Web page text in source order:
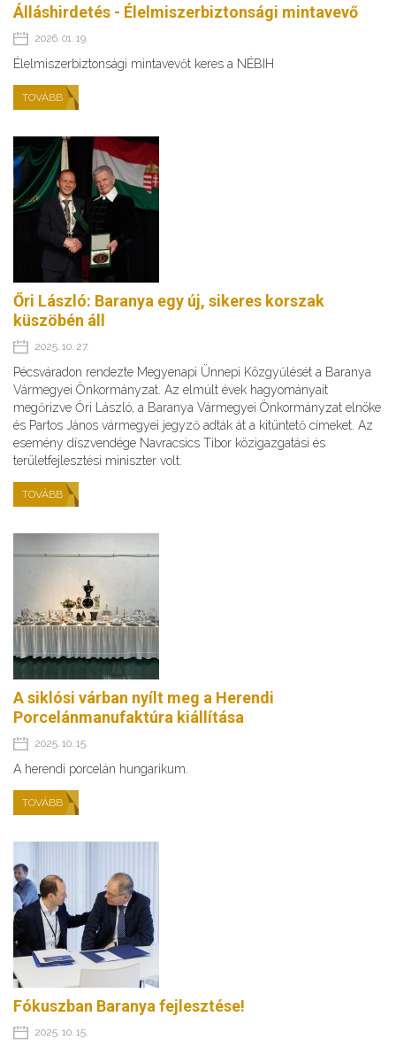
Álláshirdetés - Élelmiszerbiztonsági mintavevő
2026. 01. 19.
Élelmiszerbiztonsági mintavevőt keres a NÉBIH
TOVÁBB
Őri László: Baranya egy új, sikeres korszak
küszöbén áll
2025. 10. 27.
Pécsváradon rendezte Megyenapi Ünnepi Közgyűlését a Baranya
Vármegyei Önkormányzat. Az elmúlt évek hagyományait
megőrizve Őri László, a Baranya Vármegyei Önkormányzat elnöke
és Partos János vármegyei jegyző adták át a kitüntető címeket. Az
esemény díszvendége Navracsics Tibor közigazgatási és
területfejlesztési miniszter volt.
TOVÁBB
A siklósi várban nyílt meg a Herendi
Porcelánmanufaktúra kiállítása
2025. 10. 15.
A herendi porcelán hungarikum.
TOVÁBB
Fókuszban Baranya fejlesztése!
2025. 10. 15.